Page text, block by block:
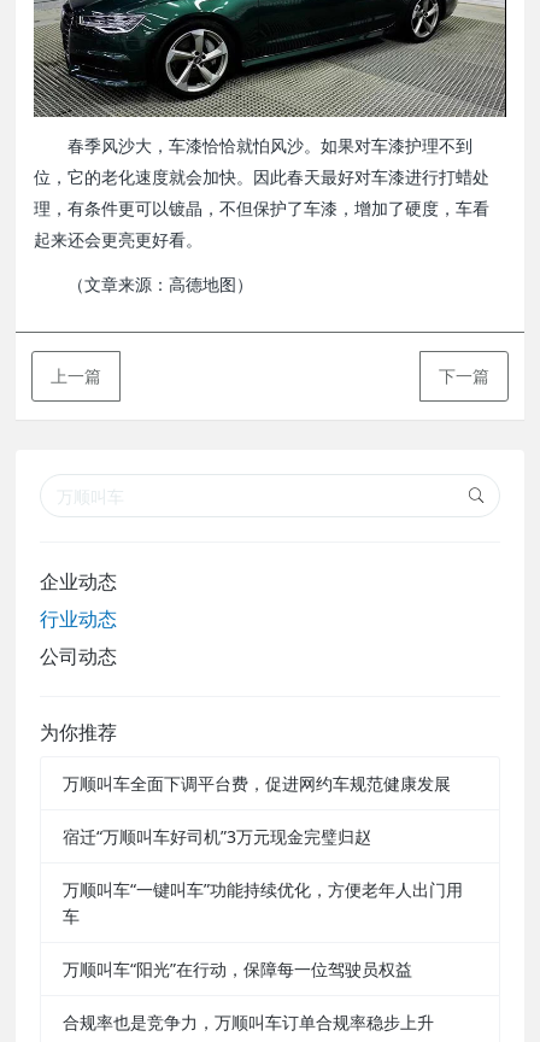
春季风沙大，车漆恰恰就怕风沙。如果对车漆护理不到
位，它的老化速度就会加快。因此春天最好对车漆进行打蜡处
理，有条件更可以镀晶，不但保护了车漆，增加了硬度，车看
起来还会更亮更好看。
（文章来源：高德地图）
上一篇 下一篇
企业动态
行业动态
公司动态
为你推荐
万顺叫车全面下调平台费，促进网约车规范健康发展
宿迁“万顺叫车好司机”3万元现金完璧归赵
万顺叫车“一键叫车”功能持续优化，方便老年人出门用
车
万顺叫车“阳光”在行动，保障每一位驾驶员权益
合规率也是竞争力，万顺叫车订单合规率稳步上升